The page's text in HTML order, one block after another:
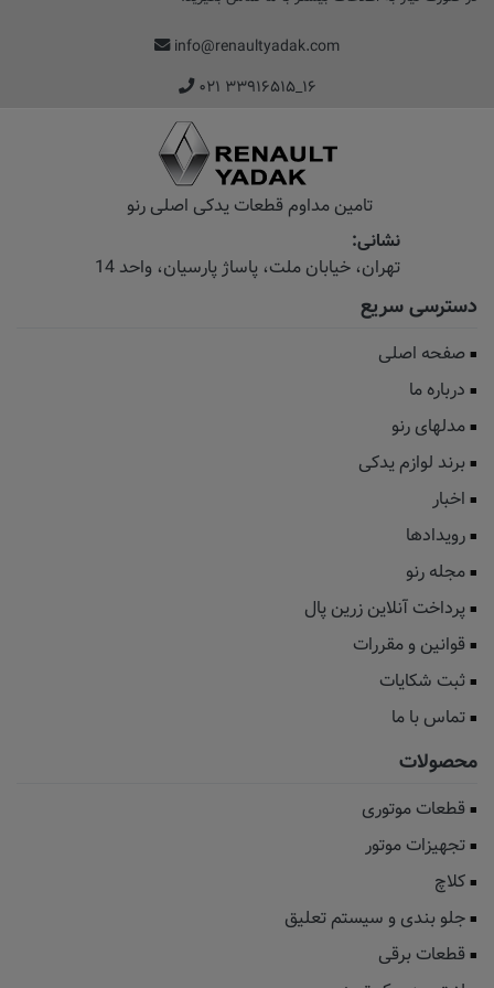
info@renaultyadak.com
۰۲۱ ۳۳۹۱۶۵۱۵_۱۶
تامین مداوم قطعات یدکی اصلی رنو
نشانی:
تهران، خیابان‌ ملت، پاساژ‌ پارسیان، واحد 14
دسترسی سریع
صفحه اصلی
درباره ما
مدلهای رنو
برند لوازم یدکی
اخبار
رویدادها
مجله رنو
پرداخت آنلاین زرین پال
قوانین و مقررات
ثبت شکایات
تماس با ما
محصولات
قطعات موتوری
تجهیزات موتور
کلاچ
جلو بندی و سیستم تعلیق
قطعات برقی